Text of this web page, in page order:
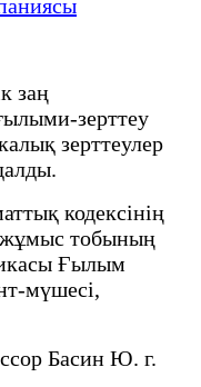
заң
зерттеу
зерттеулер
кодексінің
жұмыс тобының
Ғылым
мүшесі,
Басин Ю. г.